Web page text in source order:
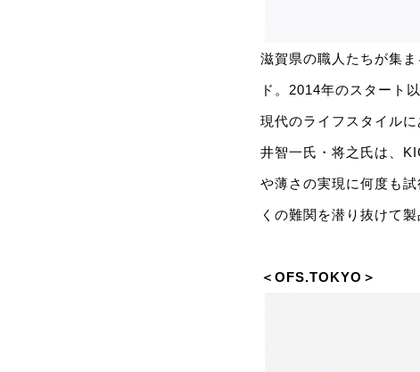
滋賀県の職人たちが集
ド。2014年のスタート
現代のライフスタイル
井智一氏・将之氏は、
や薄さの実現に何度も
くの難関を潜り抜けて
＜OFS.TOKYO＞